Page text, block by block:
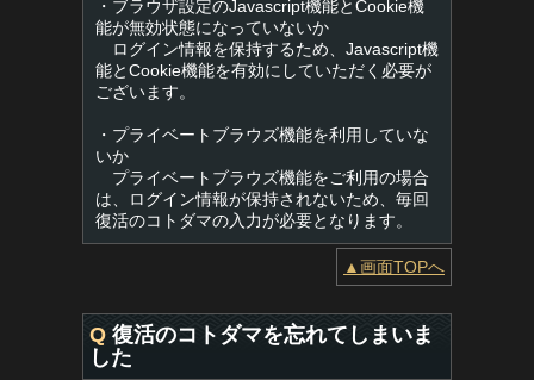
・ブラウザ設定のJavascript機能とCookie機
能が無効状態になっていないか
ログイン情報を保持するため、Javascript機
能とCookie機能を有効にしていただく必要が
ございます。
・プライベートブラウズ機能を利用していな
いか
プライベートブラウズ機能をご利用の場合
は、ログイン情報が保持されないため、毎回
復活のコトダマの入力が必要となります。
▲画面TOPへ
Q 復活のコトダマを忘れてしまいま
した